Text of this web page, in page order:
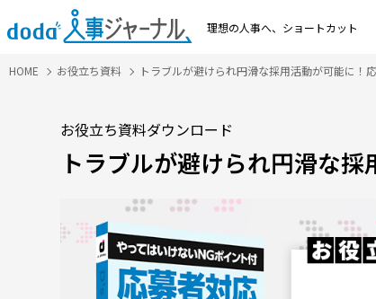
理想の人事へ、 ショートカット
HOME お役立ち資料 トラブルが避けられ円滑な採用活動が可能に！
お役立ち資料ダウンロード
トラブルが避けられ円滑な